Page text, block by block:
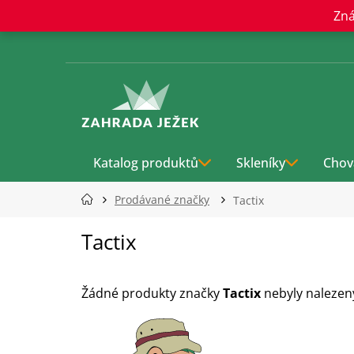
obsah
Katalog produktů Skleníky
Prodávané značky Tactix
Tactix
Žádné produkty značkyTactix nebyly